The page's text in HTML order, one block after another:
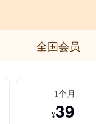
全国会员
1个月
¥39